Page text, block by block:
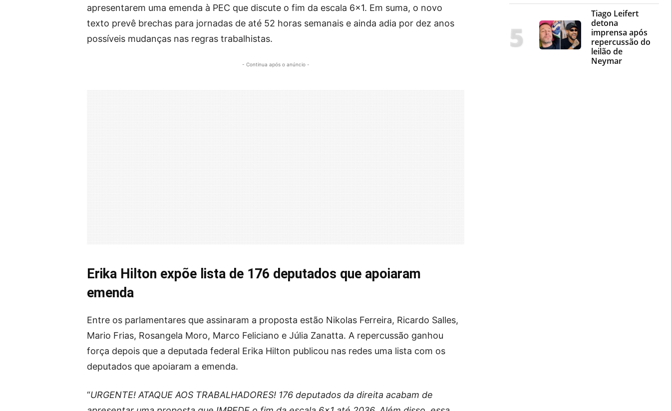
apresentarem uma emenda à PEC que discute o fim da escala 6×1. Em suma, o novo
texto prevê brechas para jornadas de até 52 horas semanais e ainda adia por dez anos
possíveis mudanças nas regras trabalhistas.
- Continua após o anúncio -
Erika Hilton expõe lista de 176 deputados que apoiaram
emenda
Entre os parlamentares que assinaram a proposta estão Nikolas Ferreira, Ricardo Salles,
Mario Frias, Rosangela Moro, Marco Feliciano e Júlia Zanatta. A repercussão ganhou
força depois que a deputada federal Erika Hilton publicou nas redes uma lista com os
deputados que apoiaram a emenda.
“URGENTE! ATAQUE AOS TRABALHADORES! 176 deputados da direita acabam de
Tiago Leifert
detona
imprensa após
repercussão do
leilão de
Neymar